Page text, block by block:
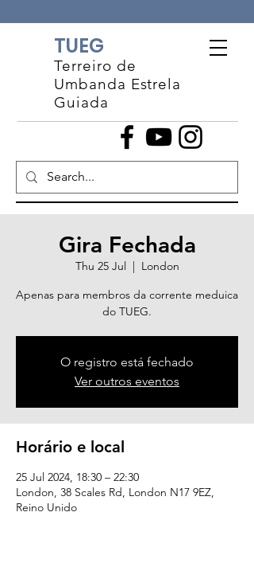
TUEG
Terreiro de
Umbanda Estrela
Guiada
Gira Fechada
Thu 25 Jul
  |
London
Apenas para membros da corrente meduica
do TUEG.
O registro está fechado
Ver outros eventos
Horário e local
25 Jul 2024, 18:30 – 22:30
London, 38 Scales Rd, London N17 9EZ,
Reino Unido